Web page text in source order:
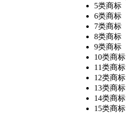
5类商标
6类商标
7类商标
8类商标
9类商标
10类商标
11类商标
12类商标
13类商标
14类商标
15类商标